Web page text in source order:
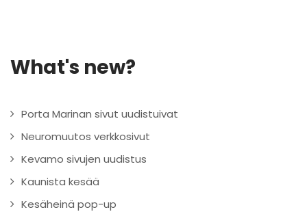
What's new?
Porta Marinan sivut uudistuivat
Neuromuutos verkkosivut
Kevamo sivujen uudistus
Kaunista kesää
Kesäheinä pop-up